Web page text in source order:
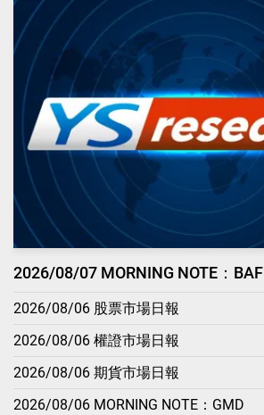
2026/08/07 MORNING NOTE：BAF
2026/08/06 股票市場日報
2026/08/06 權證市場日報
2026/08/06 期貨市場日報
2026/08/06 MORNING NOTE：GMD